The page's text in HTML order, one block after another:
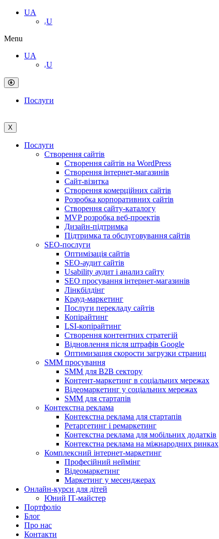
UA
ᵣU
Menu
UA
ᵣU
Послуги
X
Послуги
Створення сайтів
Створення сайтів на WordPress
Створення інтернет-магазинів
Сайт-візитка
Створення комерційних сайтів
Розробка корпоративних сайтів
Створення сайту-каталогу
MVP розробка веб-проектів
Дизайн-підтримка
Підтримка та обслуговування сайтів
SEO-послуги
Оптимізація сайтів
SEO-аудит сайтів
Usability аудит і анализ сайту
SEO просування інтернет-магазинів
Лінкбілдінг
Крауд-маркетинг
Послуги перекладу сайтів
Копірайтинг
LSI-копірайтинг
Створення контентних стратегій
Відновлення після штрафів Google
Оптимизация скорости загрузки страниц
SMM просування
SMM для B2B сектору
Контент-маркетинг в соціальних мережах
Відеомаркетинг у соціальних мережах
SMM для стартапів
Контекстна реклама
Контекстна реклама для стартапів
Ретаргетинг і ремаркетинг
Контекстна реклама для мобільних додатків
Контекстна реклама на міжнародних ринках
Комплексний інтернет-маркетинг
Професійний неймінг
Відеомаркетинг
Маркетинг у месенджерах
Онлайн-курси для дітей
Юний ІТ-майстер
Портфоліо
Блог
Про нас
Контакти